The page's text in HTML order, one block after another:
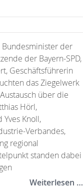
Bundesminister der
der Bayern-SPD,
Geschäftsführerin
das Ziegelwerk
über die
Hörl,
Knoll,
Verbandes,
regional
standen dabei
Weiterlesen …